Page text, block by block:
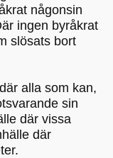
någonsin
ingen byråkrat
slösats bort
alla som kan,
sin
där vissa
där